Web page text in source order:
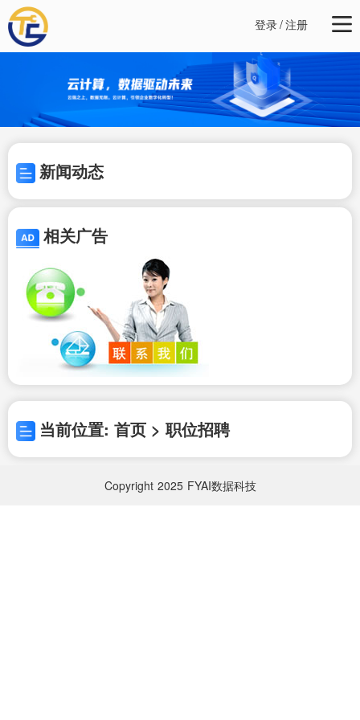
登录/注册
新闻动态
相关广告
当前位置: 首页 > 职位招聘
Copyright 2025 FYAI数据科技